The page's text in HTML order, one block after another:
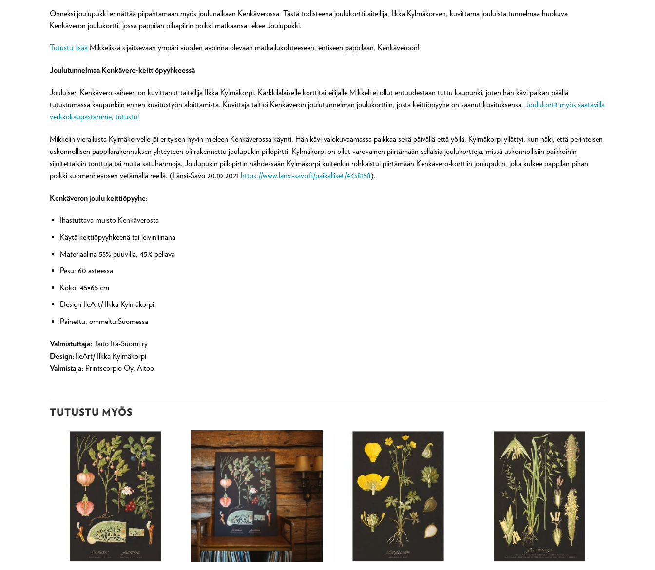
Onneksi joulupukki ennättää piipahtamaan myös joulunaikaan Kenkäverossa. Tästä todisteena joulukorttitaiteilija, Ilkka Kylmäkorven, kuvittama jouluista tunnelmaa huokuva
Kenkäveron joulukortti, jossa pappilan pihapiirin poikki matkaansa tekee Joulupukki.
Tutustu lisää Mikkelissä sijaitsevaan ympäri vuoden avoinna olevaan matkailukohteeseen, entiseen pappilaan, Kenkäveroon!
Joulutunnelmaa Kenkävero-keittiöpyyhkeessä
Jouluisen Kenkävero -aiheen on kuvittanut taiteilija Ilkka Kylmäkorpi. Karkkilalaiselle korttitaiteilijalle Mikkeli ei ollut entuudestaan tuttu kaupunki, joten hän kävi paikan päällä
tutustumassa kaupunkiin ennen kuvitustyön aloittamista. Kuvittaja taltioi Kenkäveron joulutunnelman joulukorttiin, josta keittiöpyyhe on saanut kuvituksensa. Joulukortit myös saatavilla
verkkokaupastamme, tutustu!
Mikkelin vierailusta Kylmäkorvelle jäi erityisen hyvin mieleen Kenkäverossa käynti. Hän kävi valokuvaamassa paikkaa sekä päivällä että yöllä. Kylmäkorpi yllättyi, kun näki, että perinteisen
uskonnollisen pappilarakennuksen yhteyteen oli rakennettu joulupukin piilopirtti. Kylmäkorpi on ollut varovainen piirtämään sellaisia joulukortteja, missä uskonnollisiin paikkoihin
sijoitettaisiin tonttuja tai muita satuhahmoja. Joulupukin piilopirtin nähdessään Kylmäkorpi kuitenkin rohkaistui piirtämään Kenkävero-korttiin joulupukin, joka kulkee pappilan pihan
poikki suomenhevosen vetämällä reellä. (Länsi-Savo 20.10.2021 https://www.lansi-savo.fi/paikalliset/4338158).
Kenkäveron joulu keittiöpyyhe:
Ihastuttava muisto Kenkäverosta
Käytä keittiöpyyhkeenä tai leivinliinana
Materiaalina 55% puuvilla, 45% pellava
Pesu: 60 asteessa
Koko: 45×65 cm
Design IleArt/ Ilkka Kylmäkorpi
Painettu, ommeltu Suomessa
Valmistuttaja: Taito Itä-Suomi ry
Design: IleArt/ Ilkka Kylmäkorpi
Valmistaja: Printscorpio Oy, Aitoo
TUTUSTU MYÖS